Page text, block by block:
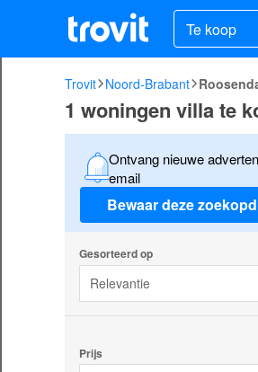
Te koop
Trovit Noord-Brabant
1 woningen villa te
Ontvang nieuwe
email
Bewaar deze
Gesorteerd op
Relevantie
Prijs